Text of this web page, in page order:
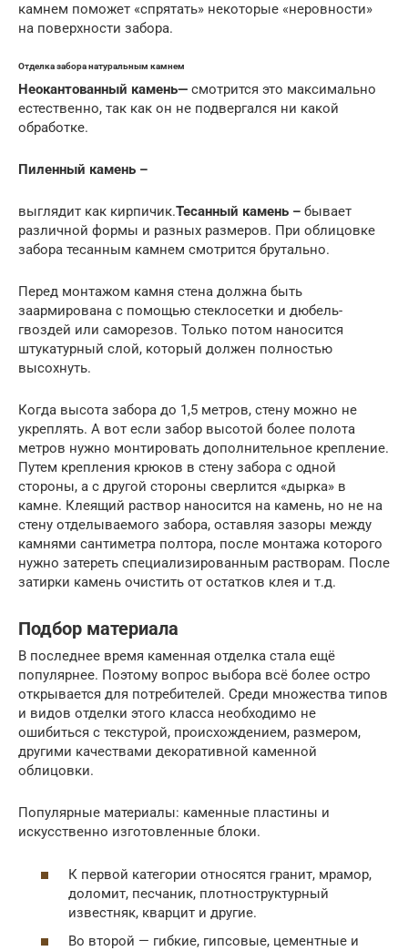
камнем поможет «спрятать» некоторые «неровности»
на поверхности забора.
Отделка забора натуральным камнем
Неокантованный камень— смотрится это максимально
естественно, так как он не подвергался ни какой
обработке.
Пиленный камень –
выглядит как кирпичик.Тесанный камень – бывает
различной формы и разных размеров. При облицовке
забора тесанным камнем смотрится брутально.
Перед монтажом камня стена должна быть
заармирована с помощью стеклосетки и дюбель-
гвоздей или саморезов. Только потом наносится
штукатурный слой, который должен полностью
высохнуть.
Когда высота забора до 1,5 метров, стену можно не
укреплять. А вот если забор высотой более полота
метров нужно монтировать дополнительное крепление.
Путем крепления крюков в стену забора с одной
стороны, а с другой стороны сверлится «дырка» в
камне. Клеящий раствор наносится на камень, но не на
стену отделываемого забора, оставляя зазоры между
камнями сантиметра полтора, после монтажа которого
нужно затереть специализированным растворам. После
затирки камень очистить от остатков клея и т.д.
Подбор материала
В последнее время каменная отделка стала ещё
популярнее. Поэтому вопрос выбора всё более остро
открывается для потребителей. Среди множества типов
и видов отделки этого класса необходимо не
ошибиться с текстурой, происхождением, размером,
другими качествами декоративной каменной
облицовки.
Популярные материалы: каменные пластины и
искусственно изготовленные блоки.
К первой категории относятся гранит, мрамор,
доломит, песчаник, плотноструктурный
известняк, кварцит и другие.
Во второй — гибкие, гипсовые, цементные и